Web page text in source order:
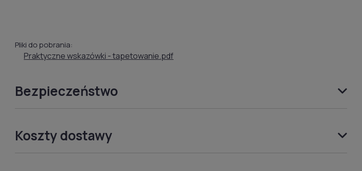
Pliki do pobrania:
Praktyczne wskazówki - tapetowanie.pdf
Bezpieczeństwo
Koszty dostawy